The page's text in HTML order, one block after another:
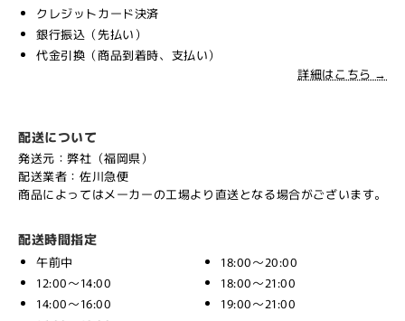
クレジットカード決済
銀行振込（先払い）
代金引換（商品到着時、支払い）
詳細はこちら →
配送について
発送元：弊社（福岡県）
配送業者：佐川急便
商品によってはメーカーの工場より直送となる場合がございます。
配送時間指定
午前中
12:00～14:00
14:00～16:00
18:00～20:00
18:00～21:00
19:00～21:00